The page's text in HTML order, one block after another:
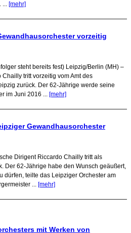
... [mehr]
vorzeitig
steht bereits fest) Leipzig/Berlin (MH) –
tritt vorzeitig vom Amt des
zurück. Der 62-Jährige werde seine
im Juni 2016 ... [mehr]
Gewandhausorchester
Dirigent Riccardo Chailly tritt als
Der 62-Jährige habe den Wunsch geäußert,
dürfen, teilte das Leipziger Orchester am
... [mehr]
mit Werken von